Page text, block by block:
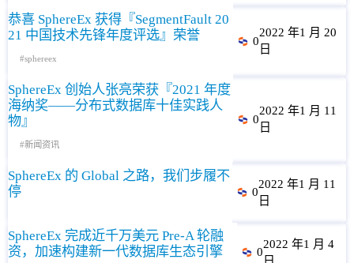
恭喜 SphereEx 获得『SegmentFault 20
21 中国技术先锋年度评选』荣誉
sphereex
0
2022 年1 月 20
日
SphereEx 创始人张亮荣获『2021 年度
海纳奖——分布式数据库十佳实践人
物』
新闻资讯
0
2022 年1 月 11
日
SphereEx 的 Global 之路，我们步履不
停
0
2022 年1 月 11
日
SphereEx 完成近千万美元 Pre-A 轮融
资，加速构建新一代数据库生态引擎
0
2022 年1 月 4